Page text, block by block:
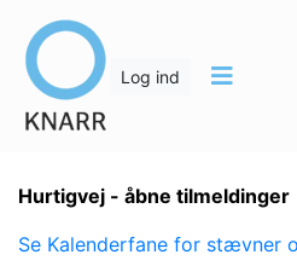
Log ind
Hurtigvej - åbne tilmeldinger
Se Kalenderfane for stævner